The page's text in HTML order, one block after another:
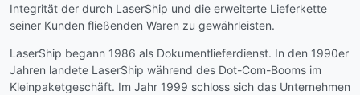
Integrität der durch LaserShip und die erweiterte Lieferkette
seiner Kunden fließenden Waren zu gewährleisten.
LaserShip begann 1986 als Dokumentlieferdienst. In den 1990er
Jahren landete LaserShip während des Dot-Com-Booms im
Kleinpaketgeschäft. Im Jahr 1999 schloss sich das Unternehmen